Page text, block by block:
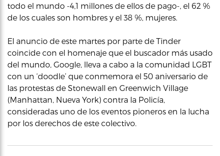
todo el mundo -4,1 millones de ellos de pago-, el 62 %
de los cuales son hombres y el 38 %, mujeres.
El anuncio de este martes por parte de Tinder
coincide con el homenaje que el buscador más usado
del mundo, Google, lleva a cabo a la comunidad LGBT
con un ‘doodle’ que conmemora el 50 aniversario de
las protestas de Stonewall en Greenwich Village
(Manhattan, Nueva York) contra la Policía,
consideradas uno de los eventos pioneros en la lucha
por los derechos de este colectivo.